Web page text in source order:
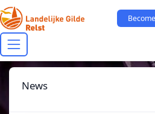
Skip to main content
News